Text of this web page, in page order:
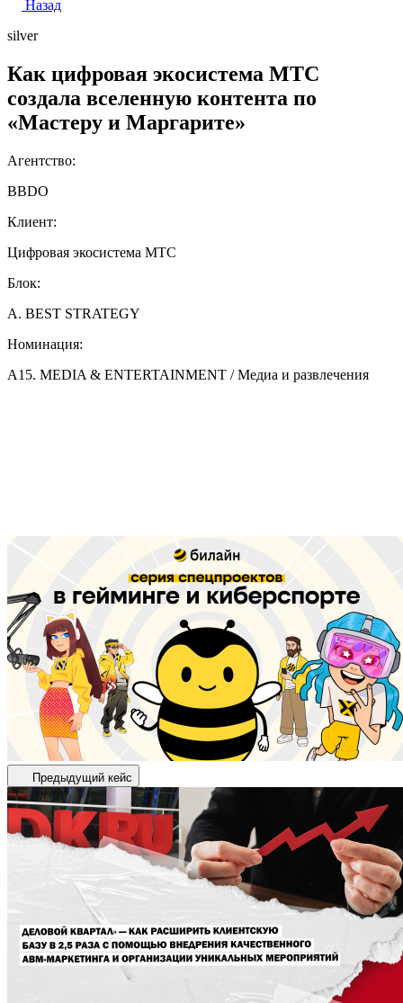
Назад
silver
Как цифровая экосистема МТС
создала вселенную контента по
«Мастеру и Маргарите»
Агентство:
BBDO
Клиент:
Цифровая экосистема МТС
Блок:
A. BEST STRATEGY
Номинация:
A15. MEDIA & ENTERTAINMENT / Медиа и развлечения
Предыдущий кейс